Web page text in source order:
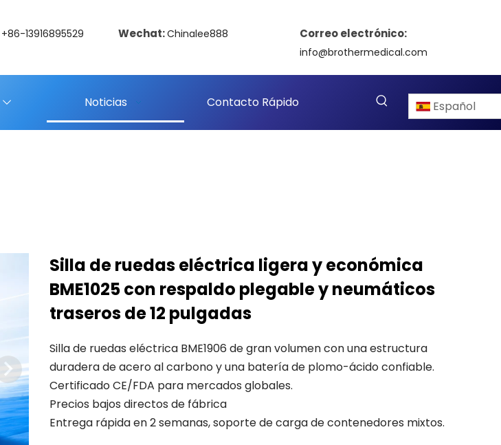
+86-13916895529 Wechat:Chinalee888 Correo electrónico:
info@brothermedical.com
Noticias Contacto Rápido Español
Silla de ruedas eléctrica ligera y económica
BME1025 con respaldo plegable y neumáticos
traseros de 12 pulgadas
Silla de ruedas eléctrica BME1906 de gran volumen con una estructura
duradera de acero al carbono y una batería de plomo-ácido confiable.
Certificado CE/FDA para mercados globales.
Precios bajos directos de fábrica
Entrega rápida en 2 semanas, soporte de carga de contenedores mixtos.